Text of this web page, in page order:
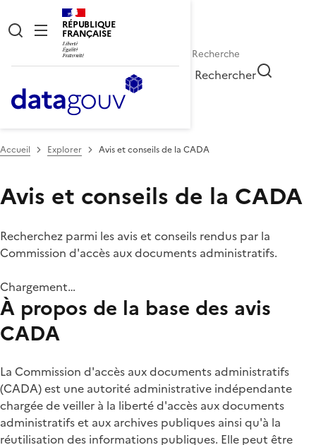
RÉPUBLIQUE
FRANÇAISE
Rechercher
Accueil Explorer Avis et conseils de la CADA
Avis et conseils de la CADA
Recherchez parmi les avis et conseils rendus par la
Commission d'accès aux documents administratifs.
Chargement…
À propos de la base des avis
CADA
La Commission d'accès aux documents administratifs
(CADA) est une autorité administrative indépendante
chargée de veiller à la liberté d'accès aux documents
administratifs et aux archives publiques ainsi qu'à la
réutilisation des informations publiques. Elle peut être